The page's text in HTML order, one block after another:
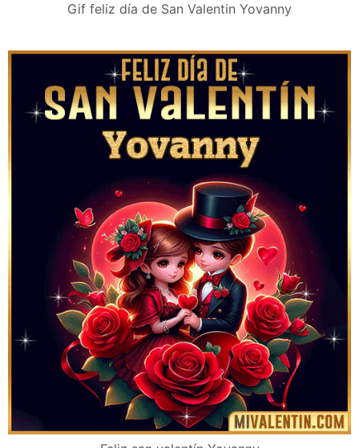
Gif feliz día de San Valentin Yovanny